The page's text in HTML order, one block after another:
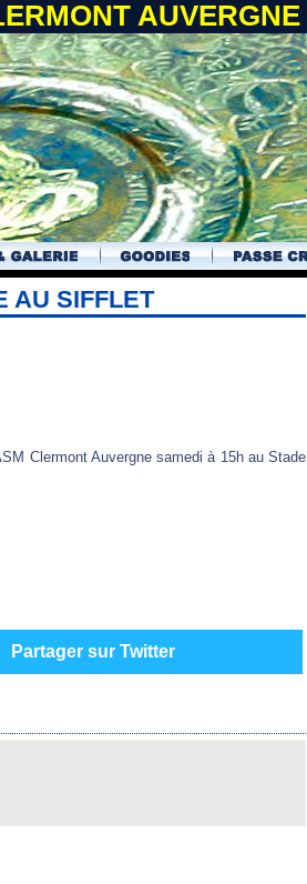
AUVERGNE
AU SIFFLET
Clermont Auvergne samedi à 15h au Stade
Partager sur Twitter